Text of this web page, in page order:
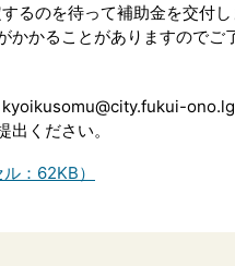
るのを待って補助金を交付し
かることがありますのでご
ください。
：62KB）